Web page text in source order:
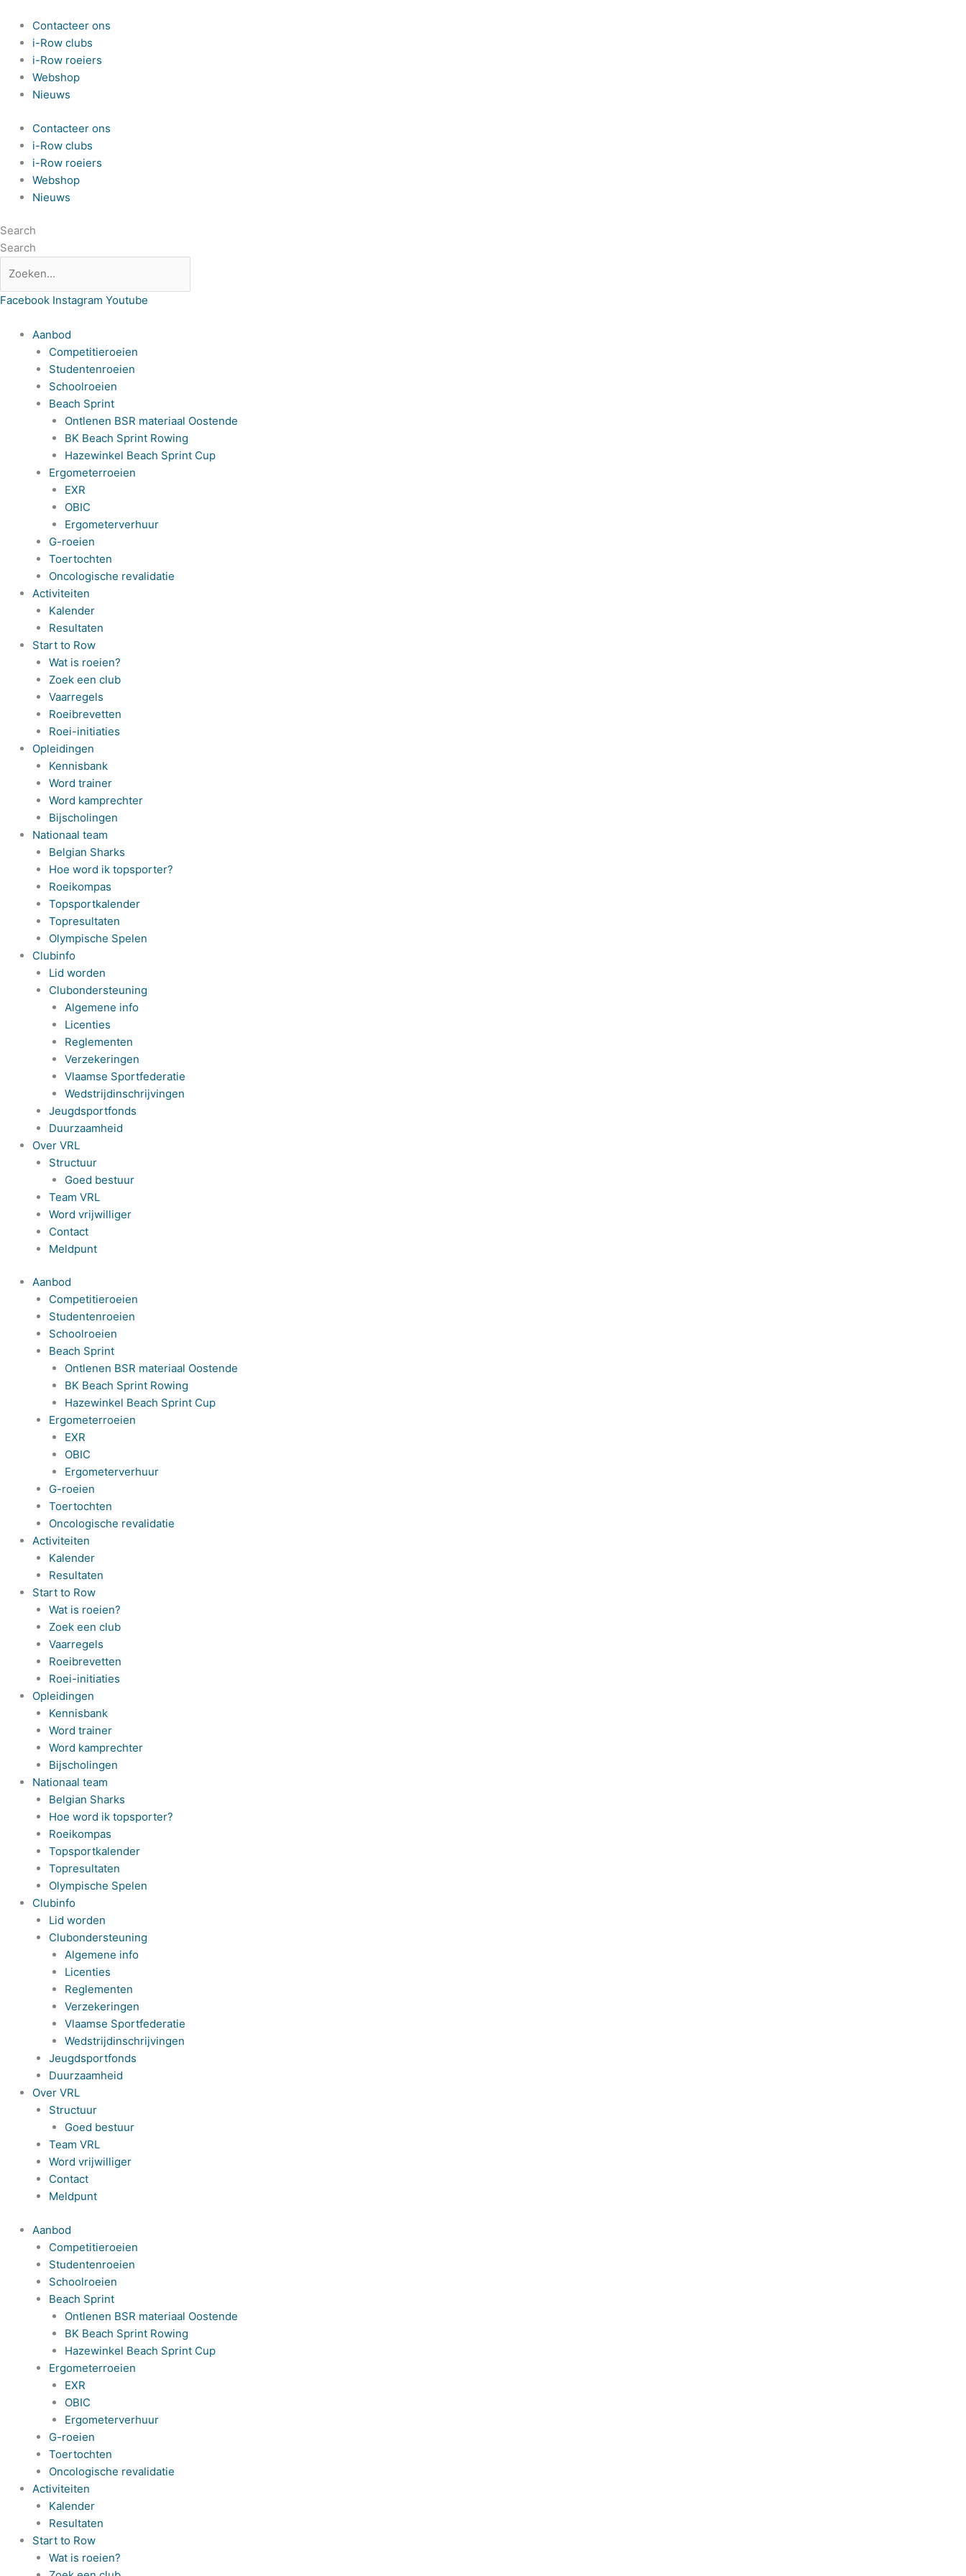
naar
inhoud
Contacteer ons
i-Row clubs
i-Row roeiers
Webshop
Nieuws
Contacteer ons
i-Row clubs
i-Row roeiers
Webshop
Nieuws
Search
Search
Facebook Instagram Youtube
Aanbod
Competitieroeien
Studentenroeien
Schoolroeien
Beach Sprint
Ontlenen BSR materiaal Oostende
BK Beach Sprint Rowing
Hazewinkel Beach Sprint Cup
Ergometerroeien
EXR
OBIC
Ergometerverhuur
G-roeien
Toertochten
Oncologische revalidatie
Activiteiten
Kalender
Resultaten
Start to Row
Wat is roeien?
Zoek een club
Vaarregels
Roeibrevetten
Roei-initiaties
Opleidingen
Kennisbank
Word trainer
Word kamprechter
Bijscholingen
Nationaal team
Belgian Sharks
Hoe word ik topsporter?
Roeikompas
Topsportkalender
Topresultaten
Olympische Spelen
Clubinfo
Lid worden
Clubondersteuning
Algemene info
Licenties
Reglementen
Verzekeringen
Vlaamse Sportfederatie
Wedstrijdinschrijvingen
Jeugdsportfonds
Duurzaamheid
Over VRL
Structuur
Goed bestuur
Team VRL
Word vrijwilliger
Contact
Meldpunt
Aanbod
Competitieroeien
Studentenroeien
Schoolroeien
Beach Sprint
Ontlenen BSR materiaal Oostende
BK Beach Sprint Rowing
Hazewinkel Beach Sprint Cup
Ergometerroeien
EXR
OBIC
Ergometerverhuur
G-roeien
Toertochten
Oncologische revalidatie
Activiteiten
Kalender
Resultaten
Start to Row
Wat is roeien?
Zoek een club
Vaarregels
Roeibrevetten
Roei-initiaties
Opleidingen
Kennisbank
Word trainer
Word kamprechter
Bijscholingen
Nationaal team
Belgian Sharks
Hoe word ik topsporter?
Roeikompas
Topsportkalender
Topresultaten
Olympische Spelen
Clubinfo
Lid worden
Clubondersteuning
Algemene info
Licenties
Reglementen
Verzekeringen
Vlaamse Sportfederatie
Wedstrijdinschrijvingen
Jeugdsportfonds
Duurzaamheid
Over VRL
Structuur
Goed bestuur
Team VRL
Word vrijwilliger
Contact
Meldpunt
Aanbod
Competitieroeien
Studentenroeien
Schoolroeien
Beach Sprint
Ontlenen BSR materiaal Oostende
BK Beach Sprint Rowing
Hazewinkel Beach Sprint Cup
Ergometerroeien
EXR
OBIC
Ergometerverhuur
G-roeien
Toertochten
Oncologische revalidatie
Activiteiten
Kalender
Resultaten
Start to Row
Wat is roeien?